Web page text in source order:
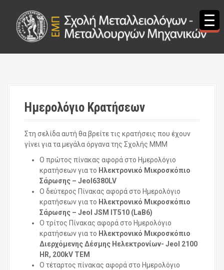
Ημερολόγιο Κρατήσεων
Στη σελίδα αυτή θα βρείτε τις κρατήσεις που έχουν
γίνει για τα μεγάλα όργανα της Σχολής ΜΜΜ
Ο πρώτος πίνακας αφορά στο Ημερολόγιο
κρατήσεων για το Ηλεκτρονικό Mικροσκόπιο
Σάρωσης – Jeol6380LV
Ο δεύτερος Πίνακας αφορά στο Ημερολόγιο
κρατήσεων για το Ηλεκτρονικό Mικροσκόπιο
Σάρωσης – Jeol JSM IT510 (LaB6)
Ο τρίτος Πίνακας αφορά στο Ημερολόγιο
κρατήσεων για το Ηλεκτρονικό Μικροσκόπιο
Διερχόμενης Δέσμης Ηελεκτρονίων- Jeol 2100
HR, 200kV TEM
Ο τέταρτος πίνακας αφορά στο Ημερολόγιο